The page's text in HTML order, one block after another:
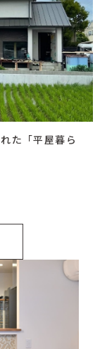
た「平屋暮ら